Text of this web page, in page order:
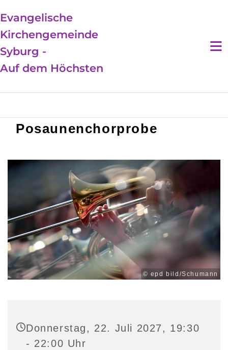
Evangelische
Kirchengemeinde
Syburg -
Auf dem Höchsten
Posaunenchorprobe
© epd bild/Schumann
Donnerstag, 22. Juli 2027, 19:30
- 22:00 Uhr